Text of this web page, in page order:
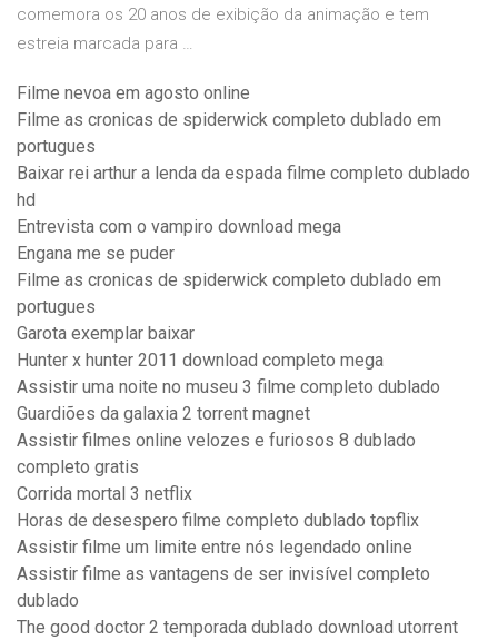
comemora os 20 anos de exibição da animação e tem
estreia marcada para …
Filme nevoa em agosto online
Filme as cronicas de spiderwick completo dublado em
portugues
Baixar rei arthur a lenda da espada filme completo dublado
hd
Entrevista com o vampiro download mega
Engana me se puder
Filme as cronicas de spiderwick completo dublado em
portugues
Garota exemplar baixar
Hunter x hunter 2011 download completo mega
Assistir uma noite no museu 3 filme completo dublado
Guardiões da galaxia 2 torrent magnet
Assistir filmes online velozes e furiosos 8 dublado
completo gratis
Corrida mortal 3 netflix
Horas de desespero filme completo dublado topflix
Assistir filme um limite entre nós legendado online
Assistir filme as vantagens de ser invisível completo
dublado
The good doctor 2 temporada dublado download utorrent